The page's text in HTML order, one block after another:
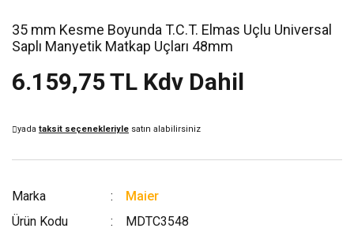
35 mm Kesme Boyunda T.C.T. Elmas Uçlu Universal
Saplı Manyetik Matkap Uçları 48mm
6.159,75 TL Kdv Dahil
yada taksit seçenekleriyle satın alabilirsiniz
Marka
Maier
Ürün Kodu
MDTC3548